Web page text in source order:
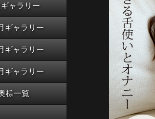
ラリー
ラリー
ラリー
ギャラリー
ギャラリー
ギャラリー
ギャラリー
様一覧